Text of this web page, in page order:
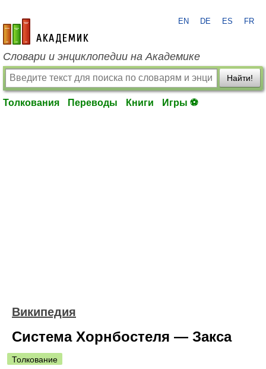
academic.ru
EN DE ES FR
Словари и энциклопедии на Академике
Найти!
Толкования Переводы Книги Игры ⚽
Википедия
Система Хорнбостеля — Закса
Толкование